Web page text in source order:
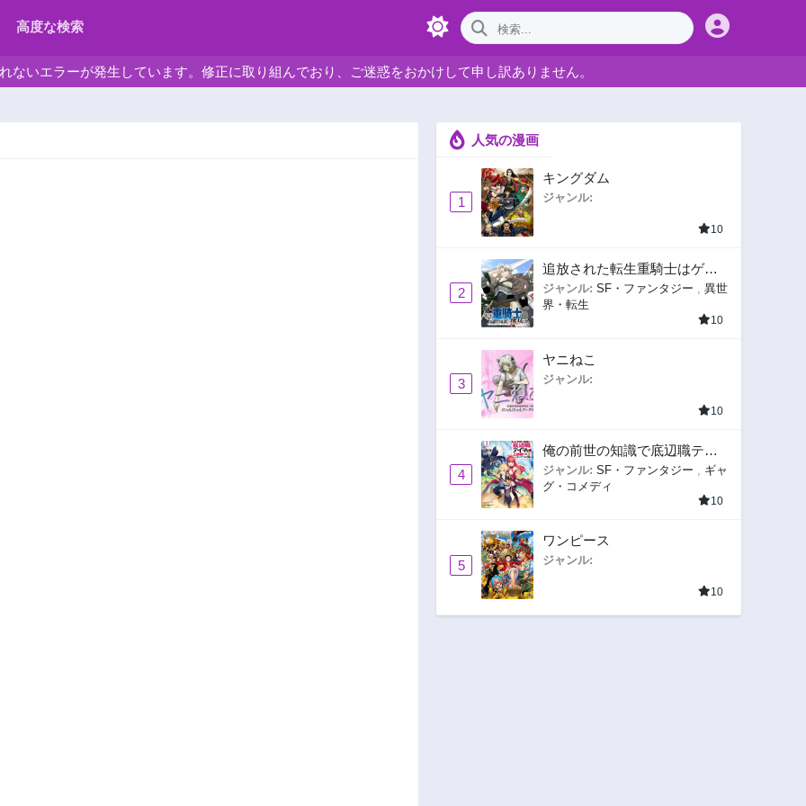
高度な検索
ないエラーが発生しています。修正に取り組んでおり、ご迷惑をおかけして申し訳ありません。
人気の漫画
1
キングダム
ジャンル:
10
2
追放された転生重騎士はゲー
ム知識で無双する
ジャンル: SF・ファンタジー
異世
界・転生
10
3
ヤニねこ
ジャンル:
10
4
俺の前世の知識で底辺職テイ
マーが上級職になってしまい
そうな件
ジャンル: SF・ファンタジー
ギャ
グ・コメディ
10
5
ワンピース
ジャンル:
10